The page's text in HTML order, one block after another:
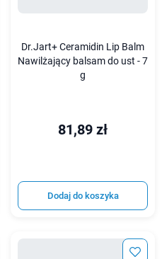
Dr.Jart+ Ceramidin Lip Balm
Nawilżający balsam do ust - 7
g
81,89 zł
Dodaj do koszyka